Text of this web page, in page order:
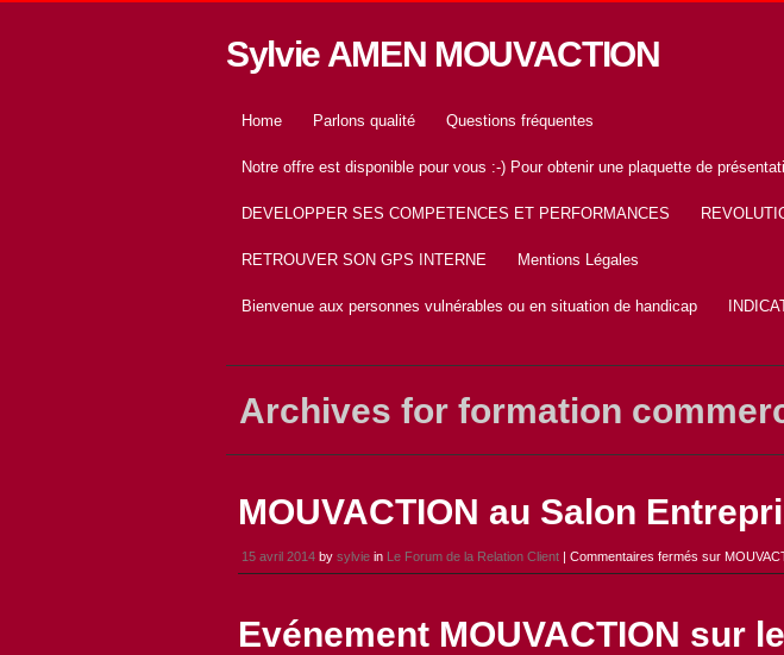
Sylvie AMEN MOUVACTION
Home Parlons qualité Questions fréquentes
Notre offre est disponible pour vous :-) Pour obtenir une plaquette de
DEVELOPPER SES COMPETENCES ET PERFORMANCES
RETROUVER SON GPS INTERNE Mentions Légales
Bienvenue aux personnes vulnérables ou en situation de handicap
Archives for formation
MOUVACTION au Salon
15 avril 2014 by sylvie in Le Forum de la Relation Client | Commentaires fermés sur
Evénement MOUVACTION sur